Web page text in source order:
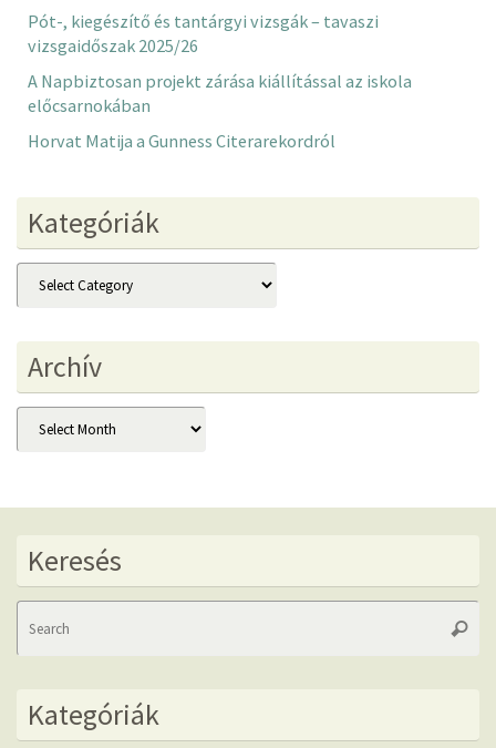
Pót-, kiegészítő és tantárgyi vizsgák – tavaszi
vizsgaidőszak 2025/26
A Napbiztosan projekt zárása kiállítással az iskola
előcsarnokában
Horvat Matija a Gunness Citerarekordról
Kategóriák
Kategóriák
Archív
Archív
Keresés
Kategóriák